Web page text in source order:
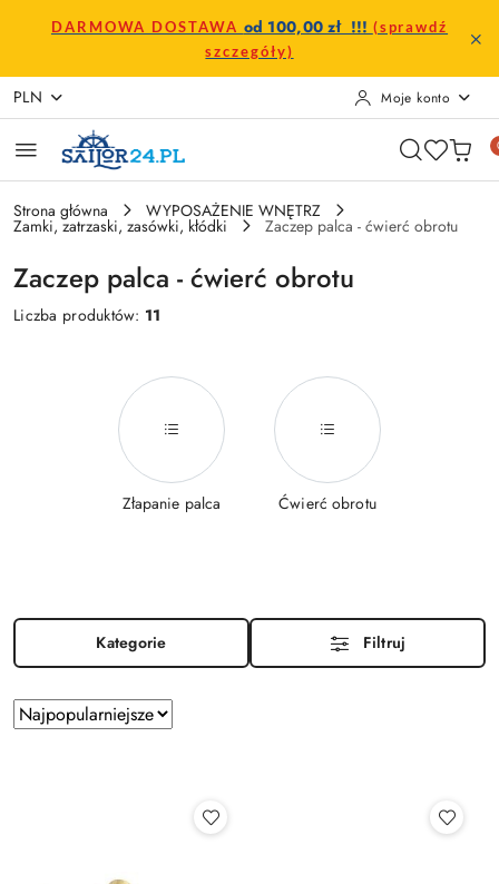
Przejdź do treści głównej
Przejdź do wyszukiwarki
Przejdź do moje konto
Przejdź do menu głównego
Przejdź do stopki
DARMOWA DOSTAWA od 100,00 zł !!! (sprawdź
szczegóły)
PLN Moje konto
Strona główna WYPOSAŻENIE WNĘTRZ
Zamki, zatrzaski, zasówki, kłódki Zaczep palca - ćwierć obrotu
Zaczep palca - ćwierć obrotu
Liczba produktów: 11
Złapanie palca Ćwierć obrotu
Kategorie Filtruj
Zastosowano
sortowanie:
Sortuj
według